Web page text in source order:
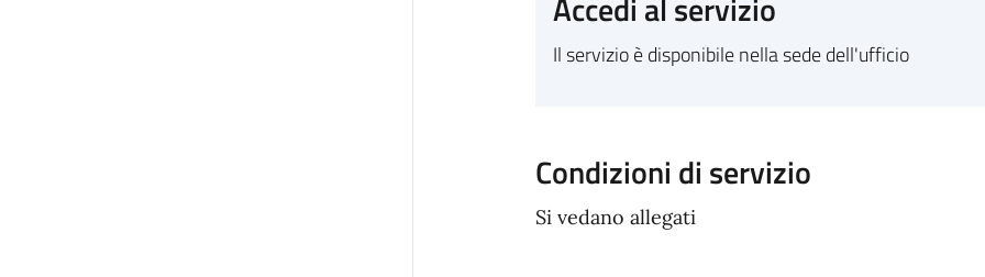
Il servizio è disponibile nella sede dell'ufficio
Condizioni di servizio
Si vedano allegati